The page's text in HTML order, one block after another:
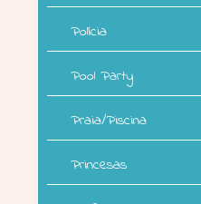
Polícia
Pool Party
Praia/Piscina
Princesas